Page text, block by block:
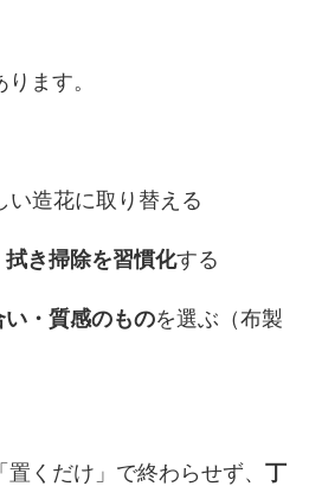
ます。
い造花に取り替える
拭き掃除を習慣化する
い・質感のものを選ぶ（布製
くだけ」で終わらせず、 丁